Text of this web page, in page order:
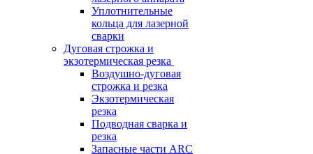
Уплотнительные
кольца для лазерной
сварки
Дуговая строжка и
экзотермическая резка
Воздушно-дуговая
строжка и резка
Экзотермическая
резка
Подводная сварка и
резка
Запасные части ARC